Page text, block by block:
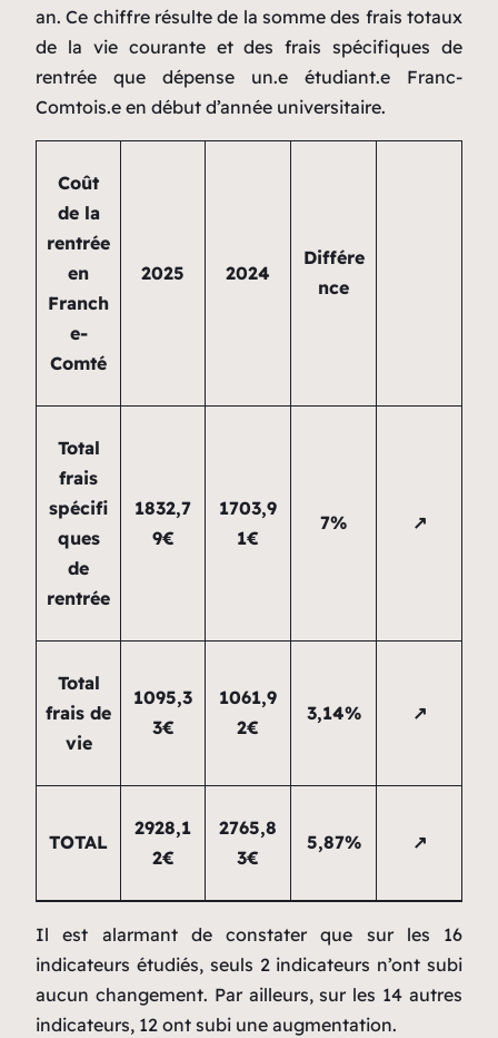
an. Ce chiffre résulte de la somme des frais totaux
de la vie courante et des frais spécifiques de
rentrée que dépense un.e étudiant.e Franc-
Comtois.e en début d’année universitaire.
Coût
de la
rentrée
en
Franch
e-
Comté
2025 2024
Différe
nce
Total
frais
spécifi
ques
de
rentrée
1832,7
9€
1703,9
1€
7% ↗
Total
frais de
vie
1095,3
3€
1061,9
2€
3,14% ↗
TOTAL
2928,1
2€
2765,8
3€
5,87% ↗
Il est alarmant de constater que sur les 16
indicateurs étudiés, seuls 2 indicateurs n’ont subi
aucun changement. Par ailleurs, sur les 14 autres
indicateurs, 12 ont subi une augmentation.